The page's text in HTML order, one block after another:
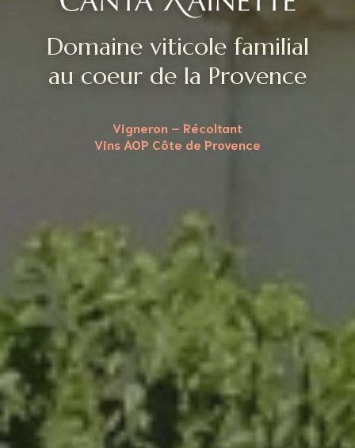
Domaine viticole familial
au coeur de la Provence
Vigneron – Récoltant
Vins AOP Côte de Provence